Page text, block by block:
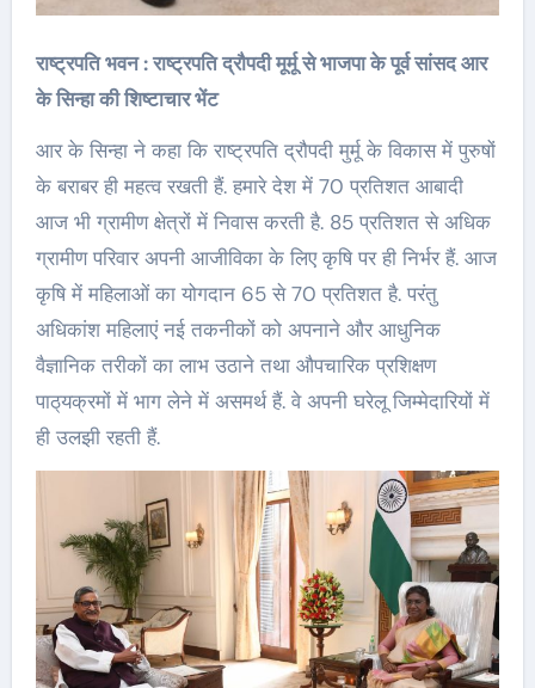
राष्ट्रपति भवन : राष्ट्रपति द्रौपदी मूर्मू से भाजपा के पूर्व सांसद आर
के सिन्हा की शिष्टाचार भेंट
आर के सिन्हा ने कहा कि राष्ट्रपति द्रौपदी मुर्मू के विकास में पुरुषों
के बराबर ही महत्व रखती हैं. हमारे देश में 70 प्रतिशत आबादी
आज भी ग्रामीण क्षेत्रों में निवास करती है. 85 प्रतिशत से अधिक
ग्रामीण परिवार अपनी आजीविका के लिए कृषि पर ही निर्भर हैं. आज
कृषि में महिलाओं का योगदान 65 से 70 प्रतिशत है. परंतु
अधिकांश महिलाएं नई तकनीकों को अपनाने और आधुनिक
वैज्ञानिक तरीकों का लाभ उठाने तथा औपचारिक प्रशिक्षण
पाठ्‌यक्रमों में भाग लेने में असमर्थ हैं. वे अपनी घरेलू जिम्मेदारियों में
ही उलझी रहती हैं.